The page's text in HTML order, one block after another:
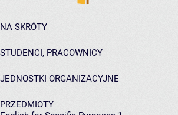
NA SKRÓTY
STUDENCI, PRACOWNICY
JEDNOSTKI ORGANIZACYJNE
PRZEDMIOTY